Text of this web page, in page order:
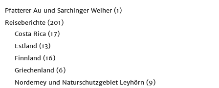
Pfatterer Au und Sarchinger Weiher (1)
Reiseberichte (201)
Costa Rica (17)
Estland (13)
Finnland (16)
Griechenland (6)
Norderney und Naturschutzgebiet Leyhörn (9)